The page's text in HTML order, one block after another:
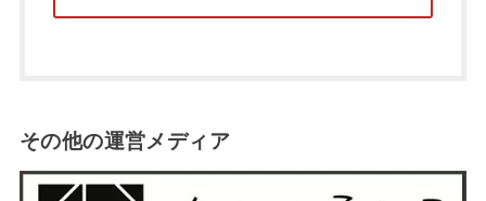
その他の運営メディア